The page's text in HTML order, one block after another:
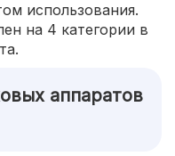
использования.
на 4 категории в
аппаратов